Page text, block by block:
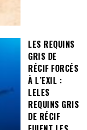
LES REQUINS
GRIS DE
RÉCIF FORCÉS
À L’EXIL :
LELES
REQUINS GRIS
DE RÉCIF